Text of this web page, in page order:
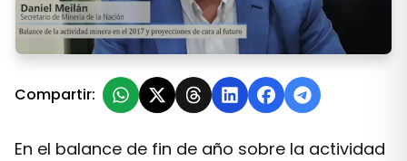
VIDEO | Daniel Meilán: «El año que viene podremos
Compartir:
En el balance de fin de año sobre la actividad